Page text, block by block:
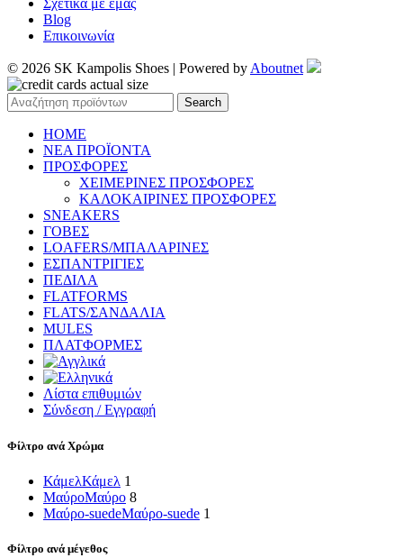
Σχετικά με εμάς
Blog
Επικοινωνία
© 2026 SK Kampolis Shoes | Powered by Aboutnet
Search
HOME
ΝΕΑ ΠΡΟΪΟΝΤΑ
ΠΡΟΣΦΟΡΕΣ
ΧΕΙΜΕΡΙΝΕΣ ΠΡΟΣΦΟΡΕΣ
ΚΑΛΟΚΑΙΡΙΝΕΣ ΠΡΟΣΦΟΡΕΣ
SNEAKERS
ΓΟΒΕΣ
LOAFERS/ΜΠΑΛΑΡΙΝΕΣ
ΕΣΠΑΝΤΡΙΓΙΕΣ
ΠΕΔΙΛΑ
FLATFORMS
FLATS/ΣΑΝΔΑΛΙΑ
MULES
ΠΛΑΤΦΟΡΜΕΣ
Λίστα επιθυμιών
Σύνδεση / Εγγραφή
Φίλτρο ανά Χρώμα
ΚάμελΚάμελ 1
ΜαύροΜαύρο 8
Μαύρο-suedeΜαύρο-suede 1
Φίλτρο ανά μέγεθος